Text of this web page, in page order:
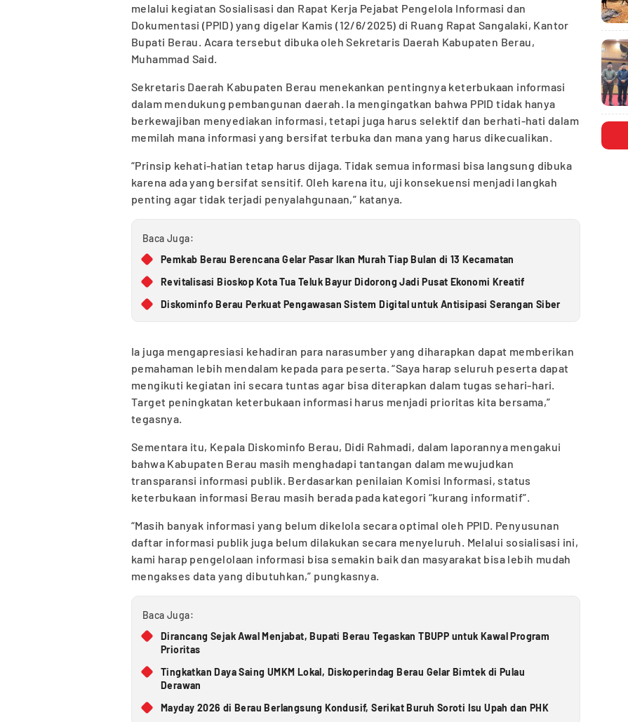
melalui kegiatan Sosialisasi dan Rapat Kerja Pejabat Pengelola Informasi dan
Dokumentasi (PPID) yang digelar Kamis (12/6/2025) di Ruang Rapat Sangalaki, Kantor
Bupati Berau. Acara tersebut dibuka oleh Sekretaris Daerah Kabupaten Berau,
Muhammad Said.
Sekretaris Daerah Kabupaten Berau menekankan pentingnya keterbukaan informasi
dalam mendukung pembangunan daerah. Ia mengingatkan bahwa PPID tidak hanya
berkewajiban menyediakan informasi, tetapi juga harus selektif dan berhati-hati dalam
memilah mana informasi yang bersifat terbuka dan mana yang harus dikecualikan.
“Prinsip kehati-hatian tetap harus dijaga. Tidak semua informasi bisa langsung dibuka
karena ada yang bersifat sensitif. Oleh karena itu, uji konsekuensi menjadi langkah
penting agar tidak terjadi penyalahgunaan,” katanya.
Baca Juga:
Pemkab Berau Berencana Gelar Pasar Ikan Murah Tiap Bulan di 13 Kecamatan
Revitalisasi Bioskop Kota Tua Teluk Bayur Didorong Jadi Pusat Ekonomi Kreatif
Diskominfo Berau Perkuat Pengawasan Sistem Digital untuk Antisipasi Serangan Siber
Ia juga mengapresiasi kehadiran para narasumber yang diharapkan dapat memberikan
pemahaman lebih mendalam kepada para peserta. “Saya harap seluruh peserta dapat
mengikuti kegiatan ini secara tuntas agar bisa diterapkan dalam tugas sehari-hari.
Target peningkatan keterbukaan informasi harus menjadi prioritas kita bersama,”
tegasnya.
Sementara itu, Kepala Diskominfo Berau, Didi Rahmadi, dalam laporannya mengakui
bahwa Kabupaten Berau masih menghadapi tantangan dalam mewujudkan
transparansi informasi publik. Berdasarkan penilaian Komisi Informasi, status
keterbukaan informasi Berau masih berada pada kategori “kurang informatif”.
“Masih banyak informasi yang belum dikelola secara optimal oleh PPID. Penyusunan
daftar informasi publik juga belum dilakukan secara menyeluruh. Melalui sosialisasi ini,
kami harap pengelolaan informasi bisa semakin baik dan masyarakat bisa lebih mudah
mengakses data yang dibutuhkan,” pungkasnya.
Baca Juga:
Dirancang Sejak Awal Menjabat, Bupati Berau Tegaskan TBUPP untuk Kawal Program
Prioritas
Tingkatkan Daya Saing UMKM Lokal, Diskoperindag Berau Gelar Bimtek di Pulau
Derawan
Mayday 2026 di Berau Berlangsung Kondusif, Serikat Buruh Soroti Isu Upah dan PHK